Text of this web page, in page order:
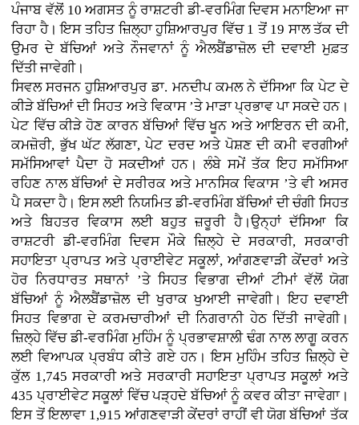
ਪੰਜਾਬ ਵੱਲੋਂ 10 ਅਗਸਤ ਨੂੰ ਰਾਸ਼ਟਰੀ ਡੀ-ਵਰਮਿੰਗ ਦਿਵਸ ਮਨਾਇਆ ਜਾ
ਰਿਹਾ ਹੈ। ਇਸ ਤਹਿਤ ਜ਼ਿਲ੍ਹਾ ਹੁਸ਼ਿਆਰਪੁਰ ਵਿੱਚ 1 ਤੋਂ 19 ਸਾਲ ਤੱਕ ਦੀ
ਉਮਰ ਦੇ ਬੱਚਿਆਂ ਅਤੇ ਨੌਜਵਾਨਾਂ ਨੂੰ ਐਲਬੈਂਡਾਜ਼ੋਲ ਦੀ ਦਵਾਈ ਮੁਫ਼ਤ
ਦਿੱਤੀ ਜਾਵੇਗੀ।
ਸਿਵਲ ਸਰਜਨ ਹੁਸ਼ਿਆਰਪੁਰ ਡਾ. ਮਨਦੀਪ ਕਮਲ ਨੇ ਦੱਸਿਆ ਕਿ ਪੇਟ ਦੇ
ਕੀੜੇ ਬੱਚਿਆਂ ਦੀ ਸਿਹਤ ਅਤੇ ਵਿਕਾਸ ’ਤੇ ਮਾੜਾ ਪ੍ਰਭਾਵ ਪਾ ਸਕਦੇ ਹਨ।
ਪੇਟ ਵਿੱਚ ਕੀੜੇ ਹੋਣ ਕਾਰਨ ਬੱਚਿਆਂ ਵਿੱਚ ਖੂਨ ਅਤੇ ਆਇਰਨ ਦੀ ਕਮੀ,
ਕਮਜ਼ੋਰੀ, ਭੁੱਖ ਘੱਟ ਲੱਗਣਾ, ਪੇਟ ਦਰਦ ਅਤੇ ਪੋਸ਼ਣ ਦੀ ਕਮੀ ਵਰਗੀਆਂ
ਸਮੱਸਿਆਵਾਂ ਪੈਦਾ ਹੋ ਸਕਦੀਆਂ ਹਨ। ਲੰਬੇ ਸਮੇਂ ਤੱਕ ਇਹ ਸਮੱਸਿਆ
ਰਹਿਣ ਨਾਲ ਬੱਚਿਆਂ ਦੇ ਸਰੀਰਕ ਅਤੇ ਮਾਨਸਿਕ ਵਿਕਾਸ ’ਤੇ ਵੀ ਅਸਰ
ਪੈ ਸਕਦਾ ਹੈ। ਇਸ ਲਈ ਨਿਯਮਿਤ ਡੀ-ਵਰਮਿੰਗ ਬੱਚਿਆਂ ਦੀ ਚੰਗੀ ਸਿਹਤ
ਅਤੇ ਬਿਹਤਰ ਵਿਕਾਸ ਲਈ ਬਹੁਤ ਜ਼ਰੂਰੀ ਹੈ।ਉਨ੍ਹਾਂ ਦੱਸਿਆ ਕਿ
ਰਾਸ਼ਟਰੀ ਡੀ-ਵਰਮਿੰਗ ਦਿਵਸ ਮੌਕੇ ਜ਼ਿਲ੍ਹੇ ਦੇ ਸਰਕਾਰੀ, ਸਰਕਾਰੀ
ਸਹਾਇਤਾ ਪ੍ਰਾਪਤ ਅਤੇ ਪ੍ਰਾਈਵੇਟ ਸਕੂਲਾਂ, ਆਂਗਣਵਾੜੀ ਕੇਂਦਰਾਂ ਅਤੇ
ਹੋਰ ਨਿਰਧਾਰਤ ਸਥਾਨਾਂ ’ਤੇ ਸਿਹਤ ਵਿਭਾਗ ਦੀਆਂ ਟੀਮਾਂ ਵੱਲੋਂ ਯੋਗ
ਬੱਚਿਆਂ ਨੂੰ ਐਲਬੈਂਡਾਜ਼ੋਲ ਦੀ ਖੁਰਾਕ ਖੁਆਈ ਜਾਵੇਗੀ। ਇਹ ਦਵਾਈ
ਸਿਹਤ ਵਿਭਾਗ ਦੇ ਕਰਮਚਾਰੀਆਂ ਦੀ ਨਿਗਰਾਨੀ ਹੇਠ ਦਿੱਤੀ ਜਾਵੇਗੀ।
ਜ਼ਿਲ੍ਹੇ ਵਿੱਚ ਡੀ-ਵਰਮਿੰਗ ਮੁਹਿੰਮ ਨੂੰ ਪ੍ਰਭਾਵਸ਼ਾਲੀ ਢੰਗ ਨਾਲ ਲਾਗੂ ਕਰਨ
ਲਈ ਵਿਆਪਕ ਪ੍ਰਬੰਧ ਕੀਤੇ ਗਏ ਹਨ। ਇਸ ਮੁਹਿੰਮ ਤਹਿਤ ਜ਼ਿਲ੍ਹੇ ਦੇ
ਕੁੱਲ 1,745 ਸਰਕਾਰੀ ਅਤੇ ਸਰਕਾਰੀ ਸਹਾਇਤਾ ਪ੍ਰਾਪਤ ਸਕੂਲਾਂ ਅਤੇ
435 ਪ੍ਰਾਈਵੇਟ ਸਕੂਲਾਂ ਵਿੱਚ ਪੜ੍ਹਦੇ ਬੱਚਿਆਂ ਨੂੰ ਕਵਰ ਕੀਤਾ ਜਾਵੇਗਾ।
ਇਸ ਤੋਂ ਇਲਾਵਾ 1,915 ਆਂਗਣਵਾੜੀ ਕੇਂਦਰਾਂ ਰਾਹੀਂ ਵੀ ਯੋਗ ਬੱਚਿਆਂ ਤੱਕ